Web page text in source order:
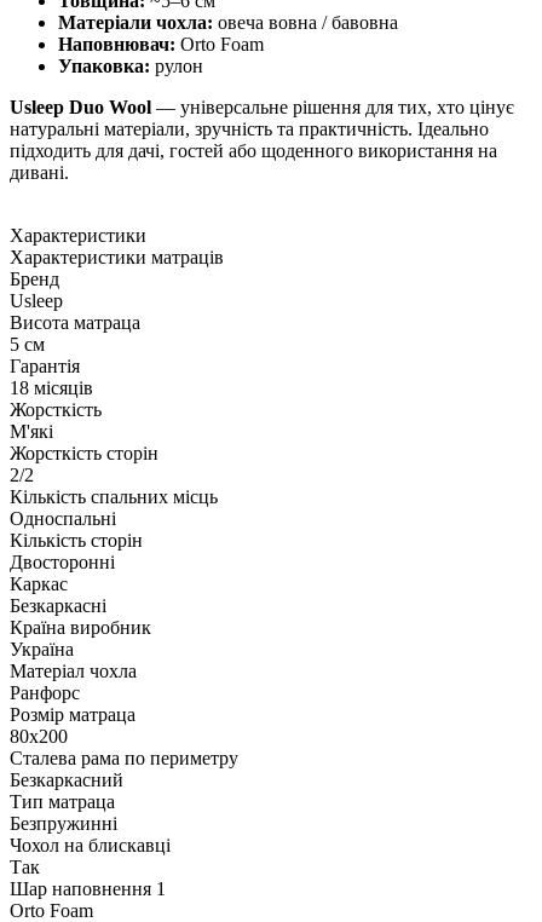
Матеріали чохла: овеча вовна / бавовна
Наповнювач: Orto Foam
Упаковка: рулон
Usleep Duo Wool — універсальне рішення для тих, хто цінує
натуральні матеріали, зручність та практичність. Ідеально
підходить для дачі, гостей або щоденного використання на
дивані.
Характеристики
Характеристики матраців
Бренд
Usleep
Висота матраца
5 см
Гарантія
18 місяців
Жорсткість
М'які
Жорсткість сторін
2/2
Кількість спальних місць
Односпальні
Кількість сторін
Двосторонні
Каркас
Безкаркасні
Країна виробник
Україна
Матеріал чохла
Ранфорс
Розмір матраца
80х200
Сталева рама по периметру
Безкаркасний
Тип матраца
Безпружинні
Чохол на блискавці
Так
Шар наповнення 1
Orto Foam